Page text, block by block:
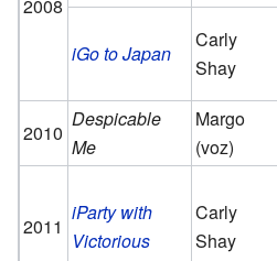
2008
iGo to Japan
Carly
Shay
2010
Despicable
Me
Margo
(voz)
2011
iParty with
Victorious
Carly
Shay